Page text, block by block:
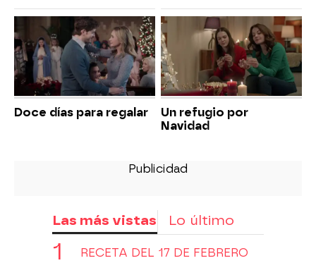
Doce días para regalar
Un refugio por
Navidad
Las más vistas Lo último
RECETA DEL 17 DE FEBRERO